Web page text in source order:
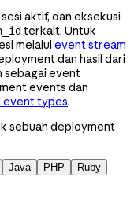
aktif, dan eksekusi
terkait. Untuk
melalui event stream
dan hasil dari
sebagai event
events dan
event types.
sebuah deployment
Java PHP Ruby